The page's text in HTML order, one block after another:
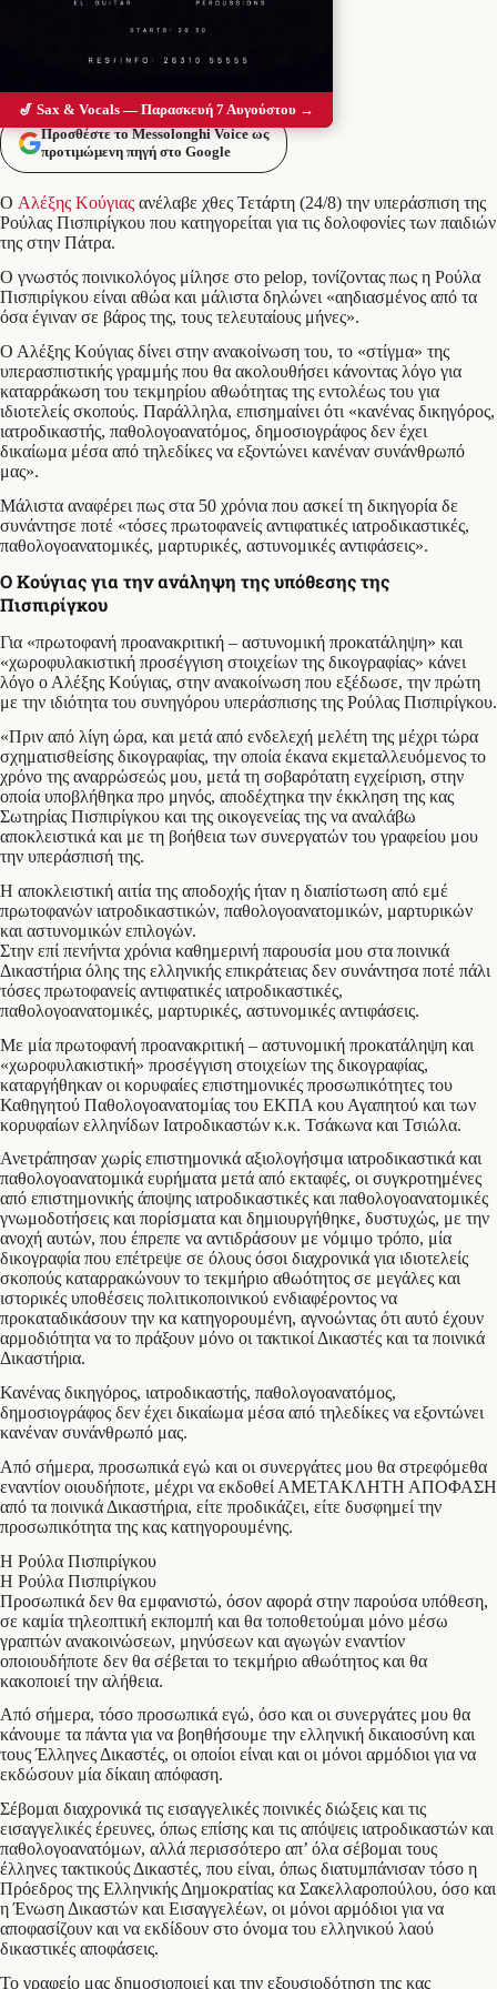
Προσθέστε το Messolonghi Voice ως
προτιμώμενη πηγή στο Google
Ο Αλέξης Κούγιας ανέλαβε χθες Τετάρτη (24/8) την υπεράσπιση της
Ρούλας Πισπιρίγκου που κατηγορείται για τις δολοφονίες των παιδιών
της στην Πάτρα.
Ο γνωστός ποινικολόγος μίλησε στο pelop, τονίζοντας πως η Ρούλα
Πισπιρίγκου είναι αθώα και μάλιστα δηλώνει «αηδιασμένος από τα
όσα έγιναν σε βάρος της, τους τελευταίους μήνες».
Ο Αλέξης Κούγιας δίνει στην ανακοίνωση του, το «στίγμα» της
υπερασπιστικής γραμμής που θα ακολουθήσει κάνοντας λόγο για
καταρράκωση του τεκμηρίου αθωότητας της εντολέως του για
ιδιοτελείς σκοπούς. Παράλληλα, επισημαίνει ότι «κανένας δικηγόρος,
ιατροδικαστής, παθολογοανατόμος, δημοσιογράφος δεν έχει
δικαίωμα μέσα από τηλεδίκες να εξοντώνει κανέναν συνάνθρωπό
μας».
Mάλιστα αναφέρει πως στα 50 χρόνια που ασκεί τη δικηγορία δε
συνάντησε ποτέ «τόσες πρωτοφανείς αντιφατικές ιατροδικαστικές,
παθολογοανατομικές, μαρτυρικές, αστυνομικές αντιφάσεις».
Ο Κούγιας για την ανάληψη της υπόθεσης της
Πισπιρίγκου
Για «πρωτοφανή προανακριτική – αστυνομική προκατάληψη» και
«χωροφυλακιστική προσέγγιση στοιχείων της δικογραφίας» κάνει
λόγο ο Αλέξης Κούγιας, στην ανακοίνωση που εξέδωσε, την πρώτη
με την ιδιότητα του συνηγόρου υπεράσπισης της Ρούλας Πισπιρίγκου.
«Πριν από λίγη ώρα, και μετά από ενδελεχή μελέτη της μέχρι τώρα
σχηματισθείσης δικογραφίας, την οποία έκανα εκμεταλλευόμενος το
χρόνο της αναρρώσεώς μου, μετά τη σοβαρότατη εγχείριση, στην
οποία υποβλήθηκα προ μηνός, αποδέχτηκα την έκκληση της κας
Σωτηρίας Πισπιρίγκου και της οικογενείας της να αναλάβω
αποκλειστικά και με τη βοήθεια των συνεργατών του γραφείου μου
την υπεράσπισή της.
Η αποκλειστική αιτία της αποδοχής ήταν η διαπίστωση από εμέ
πρωτοφανών ιατροδικαστικών, παθολογοανατομικών, μαρτυρικών
και αστυνομικών επιλογών.
Στην επί πενήντα χρόνια καθημερινή παρουσία μου στα ποινικά
Δικαστήρια όλης της ελληνικής επικράτειας δεν συνάντησα ποτέ πάλι
τόσες πρωτοφανείς αντιφατικές ιατροδικαστικές,
παθολογοανατομικές, μαρτυρικές, αστυνομικές αντιφάσεις.
Με μία πρωτοφανή προανακριτική – αστυνομική προκατάληψη και
«χωροφυλακιστική» προσέγγιση στοιχείων της δικογραφίας,
καταργήθηκαν οι κορυφαίες επιστημονικές προσωπικότητες του
Καθηγητού Παθολογοανατομίας του ΕΚΠΑ κου Αγαπητού και των
κορυφαίων ελληνίδων Ιατροδικαστών κ.κ. Τσάκωνα και Τσιώλα.
Ανετράπησαν χωρίς επιστημονικά αξιολογήσιμα ιατροδικαστικά και
παθολογοανατομικά ευρήματα μετά από εκταφές, οι συγκροτημένες
από επιστημονικής άποψης ιατροδικαστικές και παθολογοανατομικές
γνωμοδοτήσεις και πορίσματα και δημιουργήθηκε, δυστυχώς, με την
ανοχή αυτών, που έπρεπε να αντιδράσουν με νόμιμο τρόπο, μία
δικογραφία που επέτρεψε σε όλους όσοι διαχρονικά για ιδιοτελείς
σκοπούς καταρρακώνουν το τεκμήριο αθωότητος σε μεγάλες και
ιστορικές υποθέσεις πολιτικοποινικού ενδιαφέροντος να
προκαταδικάσουν την κα κατηγορουμένη, αγνοώντας ότι αυτό έχουν
αρμοδιότητα να το πράξουν μόνο οι τακτικοί Δικαστές και τα ποινικά
Δικαστήρια.
Κανένας δικηγόρος, ιατροδικαστής, παθολογοανατόμος,
δημοσιογράφος δεν έχει δικαίωμα μέσα από τηλεδίκες να εξοντώνει
κανέναν συνάνθρωπό μας.
Από σήμερα, προσωπικά εγώ και οι συνεργάτες μου θα στρεφόμεθα
εναντίον οιουδήποτε, μέχρι να εκδοθεί ΑΜΕΤΑΚΛΗΤΗ ΑΠΟΦΑΣΗ
από τα ποινικά Δικαστήρια, είτε προδικάζει, είτε δυσφημεί την
προσωπικότητα της κας κατηγορουμένης.
Η Ρούλα Πισπιρίγκου
Η Ρούλα Πισπιρίγκου
Προσωπικά δεν θα εμφανιστώ, όσον αφορά στην παρούσα υπόθεση,
σε καμία τηλεοπτική εκπομπή και θα τοποθετούμαι μόνο μέσω
γραπτών ανακοινώσεων, μηνύσεων και αγωγών εναντίον
οποιουδήποτε δεν θα σέβεται το τεκμήριο αθωότητος και θα
κακοποιεί την αλήθεια.
Από σήμερα, τόσο προσωπικά εγώ, όσο και οι συνεργάτες μου θα
κάνουμε τα πάντα για να βοηθήσουμε την ελληνική δικαιοσύνη και
τους Έλληνες Δικαστές, οι οποίοι είναι και οι μόνοι αρμόδιοι για να
εκδώσουν μία δίκαιη απόφαση.
Σέβομαι διαχρονικά τις εισαγγελικές ποινικές διώξεις και τις
εισαγγελικές έρευνες, όπως επίσης και τις απόψεις ιατροδικαστών και
παθολογοανατόμων, αλλά περισσότερο απ’ όλα σέβομαι τους
έλληνες τακτικούς Δικαστές, που είναι, όπως διατυμπάνισαν τόσο η
Πρόεδρος της Ελληνικής Δημοκρατίας κα Σακελλαροπούλου, όσο και
η Ένωση Δικαστών και Εισαγγελέων, οι μόνοι αρμόδιοι για να
αποφασίζουν και να εκδίδουν στο όνομα του ελληνικού λαού
δικαστικές αποφάσεις.
Το γραφείο μας δημοσιοποιεί και την εξουσιοδότηση της κας
🎷 Sax & Vocals — Παρασκευή 7 Αυγούστου →